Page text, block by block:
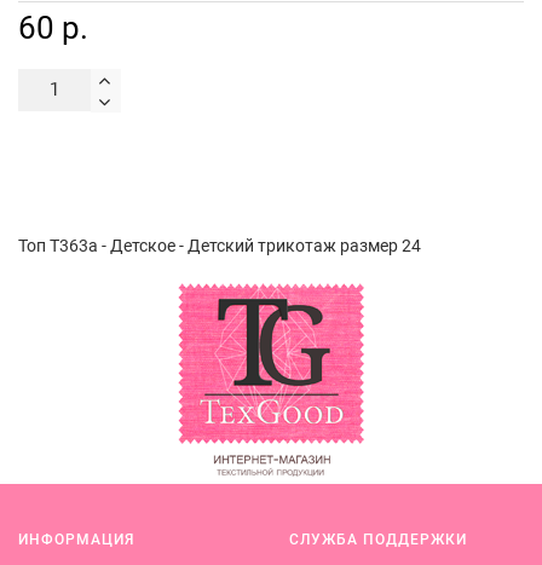
60 р.
Топ Т363а - Детское - Детский трикотаж размер 24
ИНФОРМАЦИЯ СЛУЖБА ПОДДЕРЖКИ